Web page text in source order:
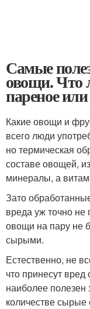
Самые
овощи. Что
пареное
Какие овощи и
всего люди
но термическая
составе овощей,
минералы, а
Зато
вреда уж точно не
овощи на пару не
сырыми.
Естественно, не
что принесут
наиболее
количестве сырые